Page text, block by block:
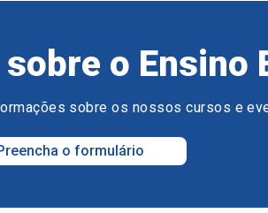
o Ensino
sobre os nossos cursos e
o formulário